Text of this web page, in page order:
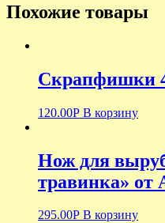
Похожие товары
Скрапфишки
120.00Р В корзину
Нож для
травинка» от
295.00Р В корзину